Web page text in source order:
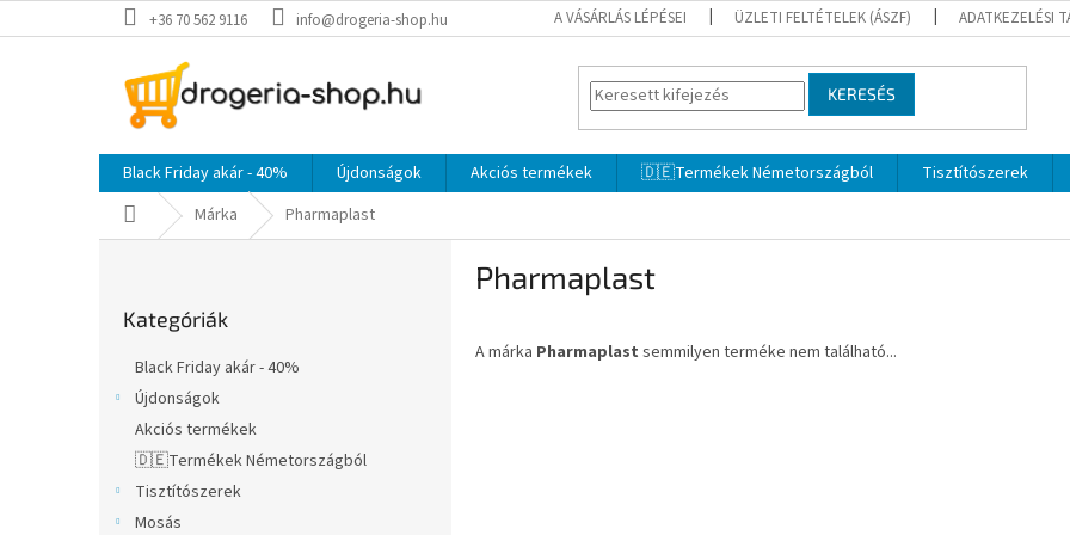
a
+36 70 562 9116 info@drogeria-shop.hu A VÁSÁRLÁS LÉPÉSEI ÜZLETI FELTÉTELEK (ÁSZF) ADATKEZELÉSI
KERESÉS
Black Friday akár - 40% Újdonságok Akciós termékek 🇩🇪Termékek Németországból Tisztítószerek
KezdőlapMárka Pharmaplast
átugrása
Kategóriák
Black Friday akár - 40%
Újdonságok
Akciós termékek
🇩🇪Termékek Németországból
Tisztítószerek
Mosás
Pharmaplast
A márka Pharmaplast semmilyen terméke nem található...